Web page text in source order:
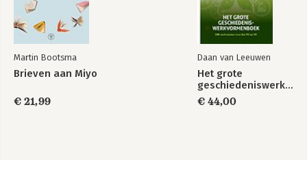
Martin Bootsma
Brieven aan Miyo
€ 21,99
Daan van Leeuwen
Het grote
geschiedeniswerkvormenboek
€ 44,00